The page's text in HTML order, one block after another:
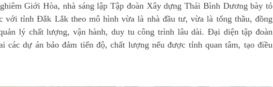
Giới Hòa, nhà sáng lập Tập đoàn Xây dựng Thái Bình Dương bày tỏ
với tỉnh Đắk Lắk theo mô hình vừa là nhà đầu tư, vừa là tổng thầu, đồng
lý chất lượng, vận hành, duy tu công trình lâu dài. Đại diện tập đoàn
các dự án bảo đảm tiến độ, chất lượng nếu được tỉnh quan tâm, tạo điều